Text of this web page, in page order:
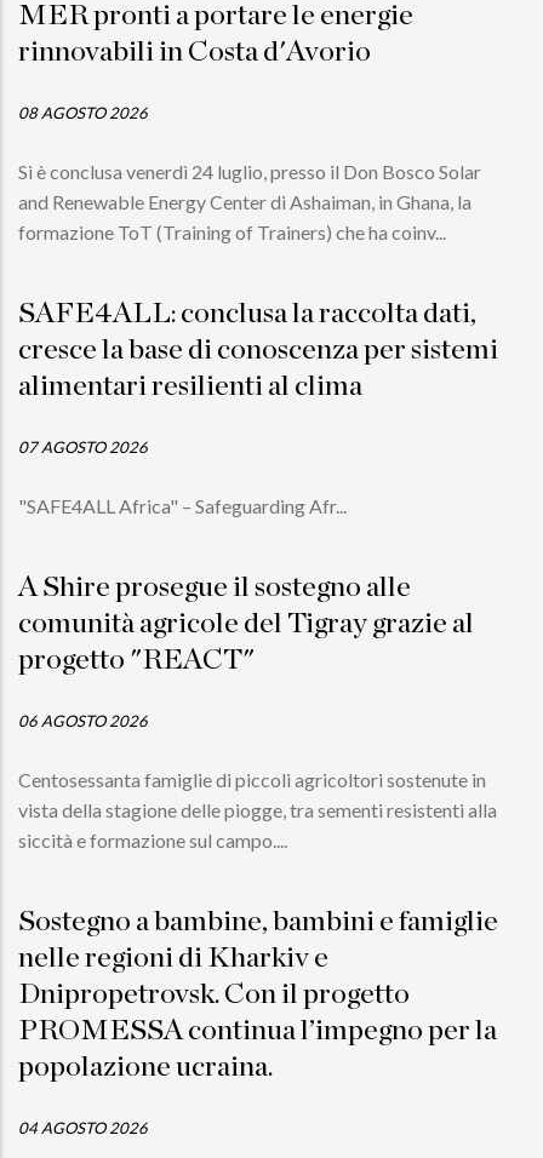
MER pronti a portare le energie
rinnovabili in Costa d'Avorio
08 AGOSTO 2026
Si è conclusa venerdì 24 luglio, presso il Don Bosco Solar
and Renewable Energy Center di Ashaiman, in Ghana, la
formazione ToT (Training of Trainers) che ha coinv...
SAFE4ALL: conclusa la raccolta dati,
cresce la base di conoscenza per sistemi
alimentari resilienti al clima
07 AGOSTO 2026
"SAFE4ALL Africa" – Safeguarding Afr...
A Shire prosegue il sostegno alle
comunità agricole del Tigray grazie al
progetto "REACT"
06 AGOSTO 2026
Centosessanta famiglie di piccoli agricoltori sostenute in
vista della stagione delle piogge, tra sementi resistenti alla
siccità e formazione sul campo....
Sostegno a bambine, bambini e famiglie
nelle regioni di Kharkiv e
Dnipropetrovsk. Con il progetto
PROMESSA continua l’impegno per la
popolazione ucraina.
04 AGOSTO 2026